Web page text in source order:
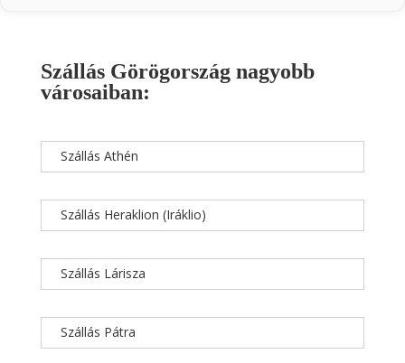
Szállás Görögország nagyobb
városaiban:
Szállás Athén
Szállás Heraklion (Iráklio)
Szállás Lárisza
Szállás Pátra